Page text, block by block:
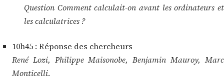
Question Comment calculait-on avant les ordinateurs et
les calculatrices ?
10h45 : Réponse des chercheurs
René Lozi, Philippe Maisonobe, Benjamin Mauroy, Marc
Monticelli.